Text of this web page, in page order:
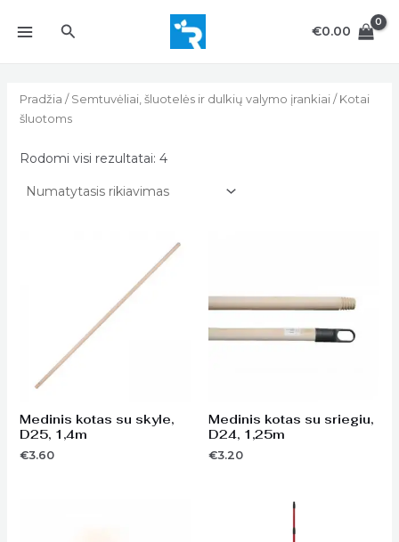
prie
Paieška €0.00
Pradžia / Semtuvėliai, šluotelės ir dulkių valymo įrankiai/ Kotai
šluotoms
Rodomi visi rezultatai: 4
Medinis kotas su skyle,
D25, 1,4m
€3.60
Medinis kotas su sriegiu,
D24, 1,25m
€3.20
Price
€3.49